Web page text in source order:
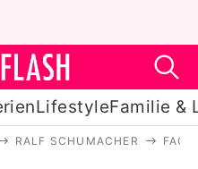
LifestyleFamilie &
RALF SCHUMACHER